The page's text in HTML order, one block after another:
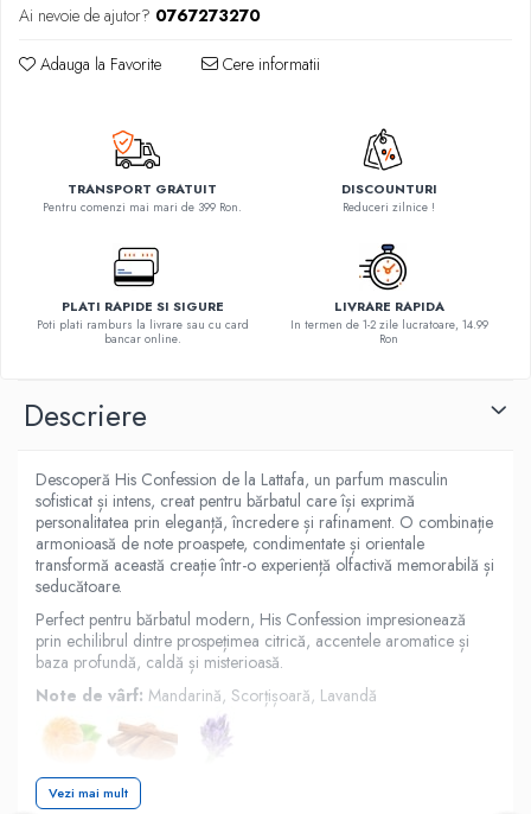
Ai nevoie de ajutor? 0767273270
Adauga la Favorite Cere informatii
TRANSPORT GRATUIT
Pentru comenzi mai mari de 399 Ron.
DISCOUNTURI
Reduceri zilnice !
PLATI RAPIDE SI SIGURE
Poti plati ramburs la livrare sau cu card
bancar online.
LIVRARE RAPIDA
In termen de 1-2 zile lucratoare, 14.99
Ron
Descriere
Descoperă His Confession de la Lattafa, un parfum masculin
sofisticat și intens, creat pentru bărbatul care își exprimă
personalitatea prin eleganță, încredere și rafinament. O combinație
armonioasă de note proaspete, condimentate și orientale
transformă această creație într-o experiență olfactivă memorabilă și
seducătoare.
Perfect pentru bărbatul modern, His Confession impresionează
prin echilibrul dintre prospețimea citrică, accentele aromatice și
baza profundă, caldă și misterioasă.
Note de vârf: Mandarină, Scorțișoară, Lavandă
Note de mijloc:
Vezi mai mult